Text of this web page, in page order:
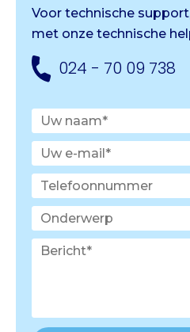
Voor technische
met onze technische
024 - 70 09 738